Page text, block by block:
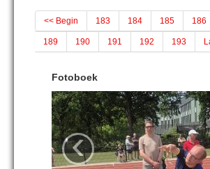
<< Begin 183 184 185 186
189 190 191 192 193
Fotoboek
‹